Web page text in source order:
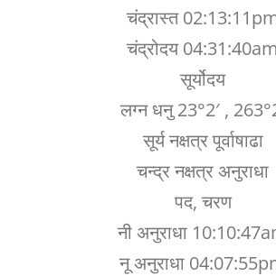
चंद्रास्त
चंद्रोदय 04:31:40am
सूर्योदय
लग्न धनु 23°2′ ,
सूर्य नक्षत्र पूर्वाषाढा
चन्द्र नक्षत्र अनुराधा
पद, चरण
नी अनुराधा
नू अनुराधा